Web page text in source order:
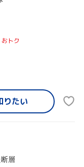
トク
りたい
層